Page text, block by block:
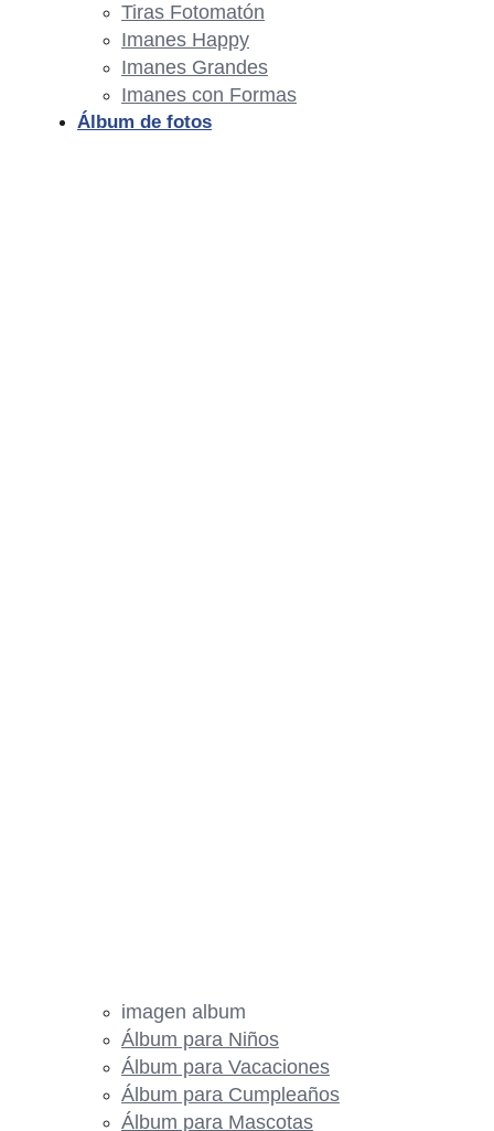
Tiras Fotomatón
Imanes Happy
Imanes Grandes
Imanes con Formas
Álbum de fotos
imagen album
Álbum para Niños
Álbum para Vacaciones
Álbum para Cumpleaños
Álbum para Mascotas